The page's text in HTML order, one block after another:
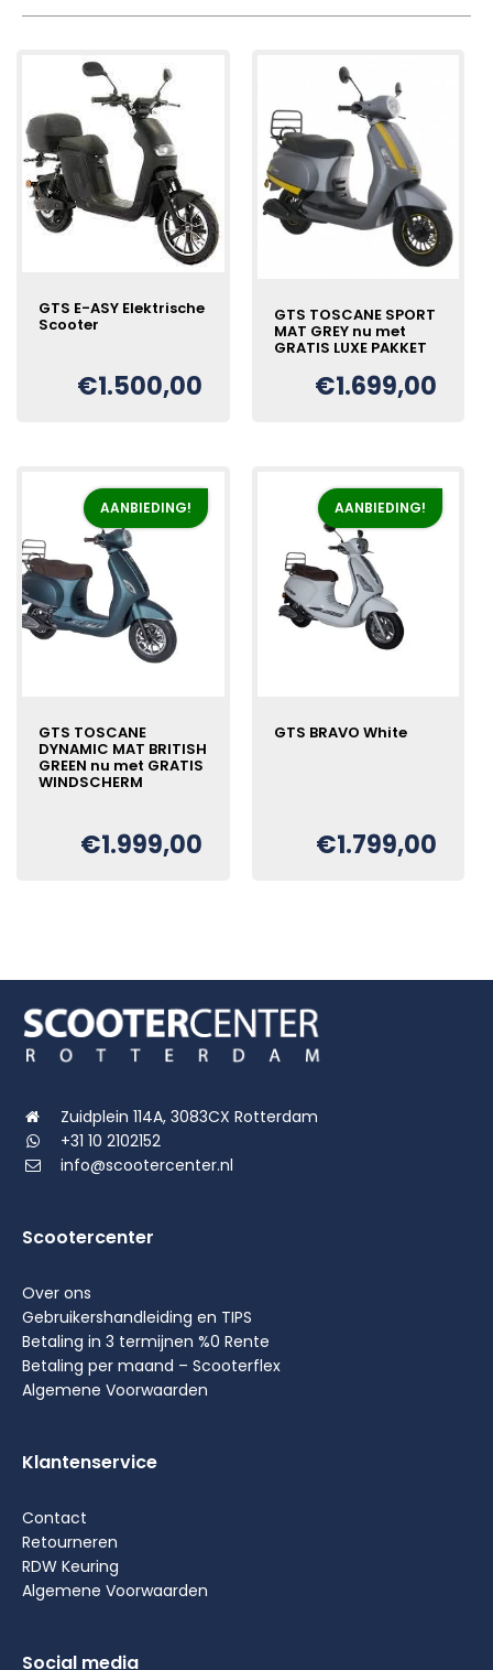
GTS E-ASY Elektrische
Scooter
€1.500,00
GTS TOSCANE SPORT
MAT GREY nu met
GRATIS LUXE PAKKET
€1.699,00
AANBIEDING!
GTS TOSCANE
DYNAMIC MAT BRITISH
GREEN nu met GRATIS
WINDSCHERM
Oorspronkelijke
€1.999,00
Huidige
AANBIEDING!
GTS BRAVO White
was:
€1.999,00.
€1.799,00
is:
€1.799,00.
Zuidplein 114A, 3083CX Rotterdam
+31 10 2102152
info@scootercenter.nl
Scootercenter
Over ons
Gebruikershandleiding en TIPS
Betaling in 3 termijnen %0 Rente
Betaling per maand – Scooterflex
Algemene Voorwaarden
Klantenservice
Contact
Retourneren
RDW Keuring
Algemene Voorwaarden
Social media